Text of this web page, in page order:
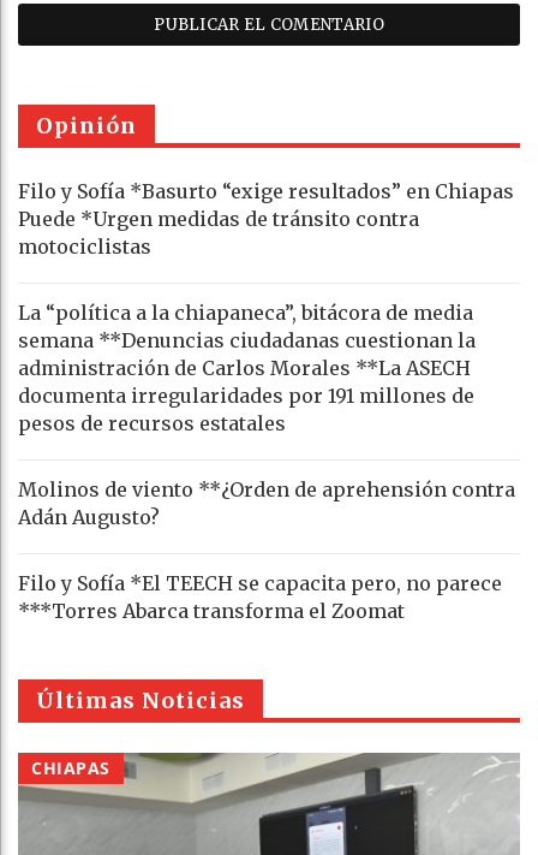
Opinión
Filo y Sofía *Basurto “exige resultados” en Chiapas
Puede *Urgen medidas de tránsito contra
motociclistas
La “política a la chiapaneca”, bitácora de media
semana **Denuncias ciudadanas cuestionan la
administración de Carlos Morales **La ASECH
documenta irregularidades por 191 millones de
pesos de recursos estatales
Molinos de viento **¿Orden de aprehensión contra
Adán Augusto?
Filo y Sofía *El TEECH se capacita pero, no parece
***Torres Abarca transforma el Zoomat
Últimas Noticias
CHIAPAS